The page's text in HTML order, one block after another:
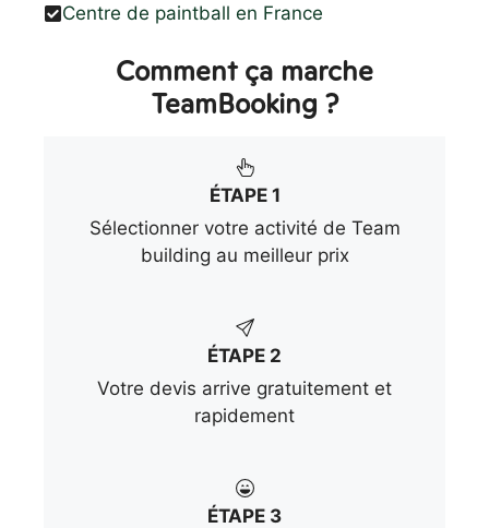
Centre de paintball en France
Comment ça marche
TeamBooking ?
ÉTAPE 1
Sélectionner votre activité de Team
building au meilleur prix
ÉTAPE 2
Votre devis arrive gratuitement et
rapidement
ÉTAPE 3